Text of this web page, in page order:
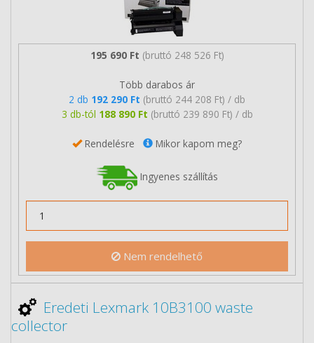
195 690 Ft (bruttó 248 526 Ft)
Több darabos ár
2 db 192 290 Ft (bruttó 244 208 Ft) / db
3 db-tól 188 890 Ft (bruttó 239 890 Ft) / db
Rendelésre Mikor kapom meg?
Ingyenes szállítás
Nem rendelhető
Eredeti Lexmark 10B3100 waste
collector